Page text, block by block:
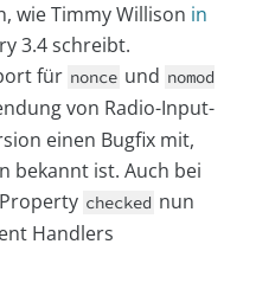
wie Timmy Willison in
3.4 schreibt.
für nonce und nomod
von Radio-Input-
einen Bugfix mit,
bekannt ist. Auch bei
checked nun
Handlers